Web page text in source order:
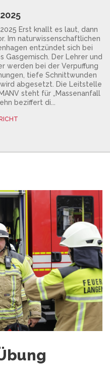
Erst knallt es laut, dann
Im naturwissenschaftlichen
entzündet sich bei
Gasgemisch. Der Lehrer und
werden bei der Verpuffung
tiefe Schnittwunden
abgesetzt. Die Leitstelle
steht für „Massenanfall
beziffert di...